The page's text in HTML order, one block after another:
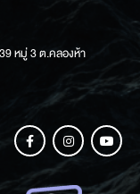
หมู่ 3 ต.คลองห้า